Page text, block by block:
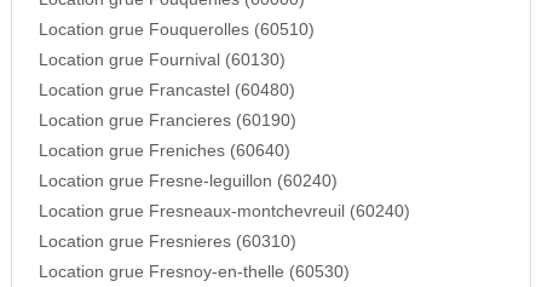
Location grue Fouquerolles (60510)
Location grue Fournival (60130)
Location grue Francastel (60480)
Location grue Francieres (60190)
Location grue Freniches (60640)
Location grue Fresne-leguillon (60240)
Location grue Fresneaux-montchevreuil (60240)
Location grue Fresnieres (60310)
Location grue Fresnoy-en-thelle (60530)